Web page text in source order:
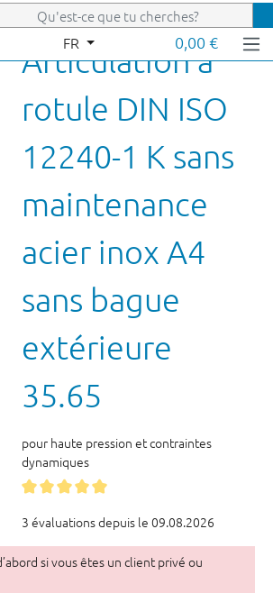
FR 0,00 €
Articulation à
rotule DIN ISO
12240-1 K sans
maintenance
acier inox A4
sans bague
extérieure
35.65
pour haute pression et contraintes
dynamiques
3 évaluations depuis le 09.08.2026
si vous êtes un client privé ou